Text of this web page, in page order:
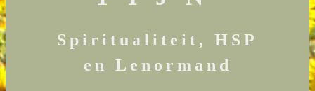
Spiritualiteit, HSP
en Lenormand